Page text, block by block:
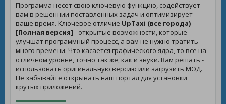
Программа несет свою ключевую функцию, содействует
вам в решеннии поставленных задач и оптимизирует
ваше время. Ключевое отличие UpTaxi (все города)
[Полная версия] - открытые возможности, которые
улучшат программный процесс, а вам не нужно тратить
много времени. Что касается графического ядра, то все на
отличном уровне, точно так же, как и звуки. Вам решать -
использовать оригинальную версию или загрузить МОД.
Не забывайте открывать наш портал для установки
крутых приложений.